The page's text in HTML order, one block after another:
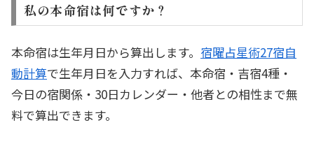
私の本命宿は何ですか？
本命宿は生年月日から算出します。 宿曜占星術27宿自
動計算で生年月日を入力すれば、本命宿・吉宿4種・
今日の宿関係・30日カレンダー・他者との相性まで無
料で算出できます。